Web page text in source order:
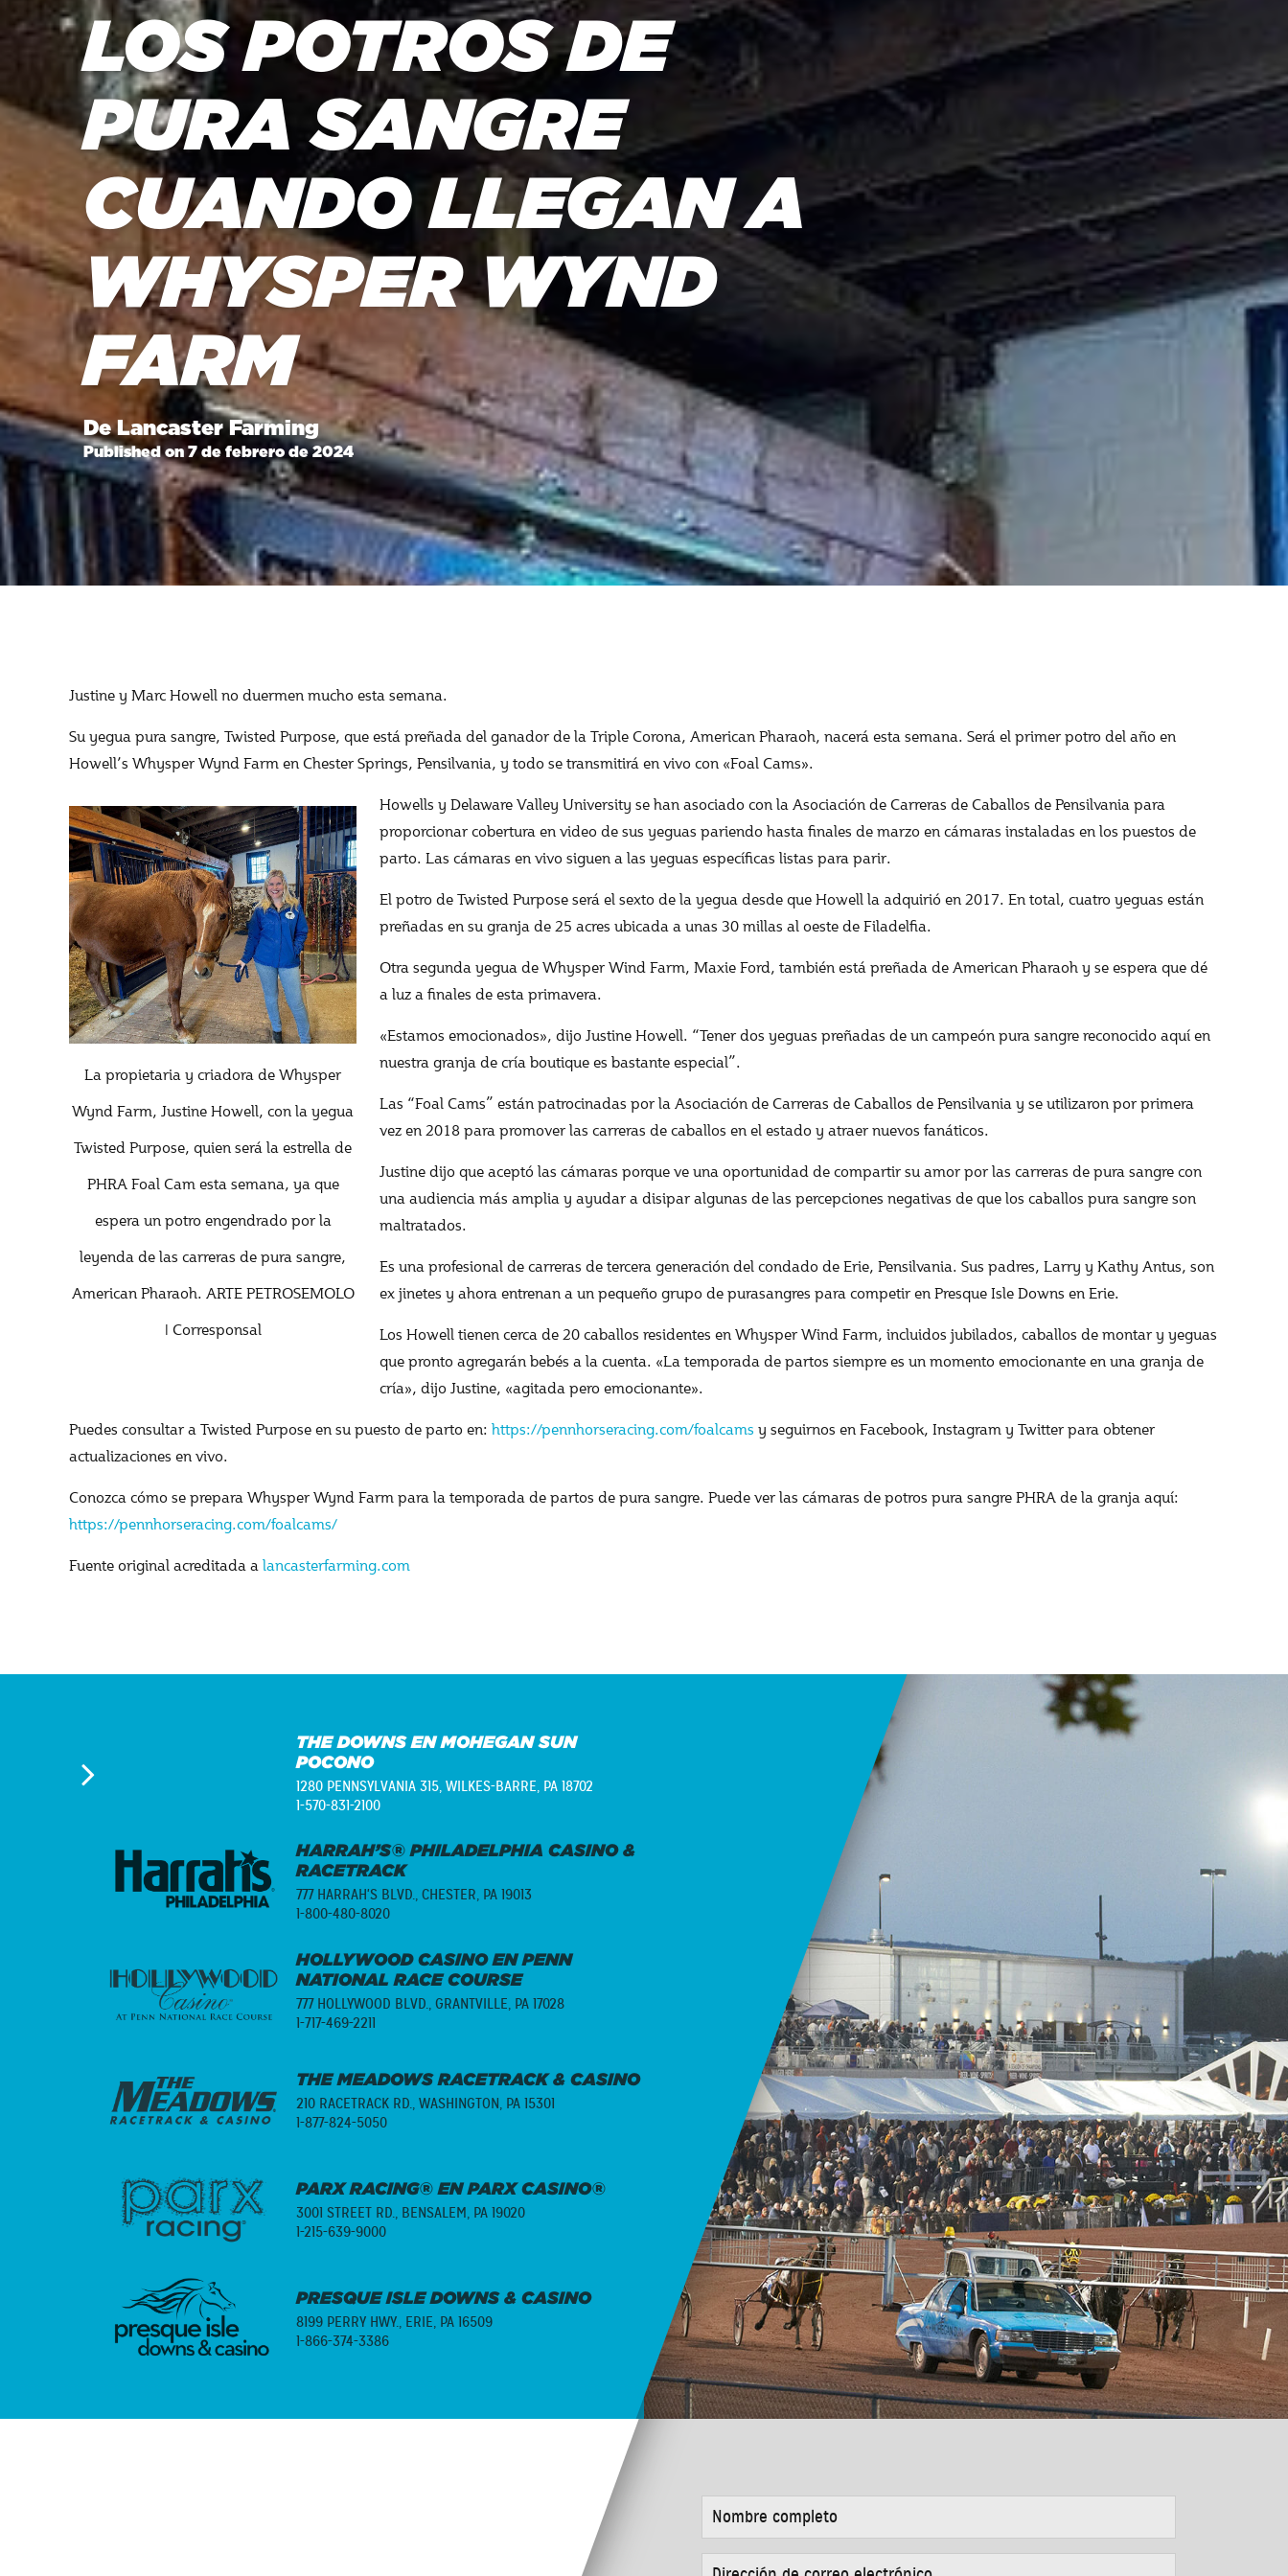
LOS POTROS DE
PURA SANGRE
CUANDO LLEGAN A
WHYSPER WYND
FARM
De Lancaster Farming
Published on 7 de febrero de 2024
Justine y Marc Howell no duermen mucho esta semana.
Su yegua pura sangre, Twisted Purpose, que está preñada del ganador de la Triple Corona, American Pharaoh, nacerá esta semana. Será el primer potro del año en
Howell’s Whysper Wynd Farm en Chester Springs, Pensilvania, y todo se transmitirá en vivo con «Foal Cams».
La propietaria y criadora de Whysper
Wynd Farm, Justine Howell, con la yegua
Twisted Purpose, quien será la estrella de
PHRA Foal Cam esta semana, ya que
espera un potro engendrado por la
leyenda de las carreras de pura sangre,
American Pharaoh. ARTE PETROSEMOLO
| Corresponsal
Howells y Delaware Valley University se han asociado con la Asociación de Carreras de Caballos de Pensilvania para
proporcionar cobertura en video de sus yeguas pariendo hasta finales de marzo en cámaras instaladas en los puestos de
parto. Las cámaras en vivo siguen a las yeguas específicas listas para parir.
El potro de Twisted Purpose será el sexto de la yegua desde que Howell la adquirió en 2017. En total, cuatro yeguas están
preñadas en su granja de 25 acres ubicada a unas 30 millas al oeste de Filadelfia.
Otra segunda yegua de Whysper Wind Farm, Maxie Ford, también está preñada de American Pharaoh y se espera que dé
a luz a finales de esta primavera.
«Estamos emocionados», dijo Justine Howell. “Tener dos yeguas preñadas de un campeón pura sangre reconocido aquí en
nuestra granja de cría boutique es bastante especial”.
Las “Foal Cams” están patrocinadas por la Asociación de Carreras de Caballos de Pensilvania y se utilizaron por primera
vez en 2018 para promover las carreras de caballos en el estado y atraer nuevos fanáticos.
Justine dijo que aceptó las cámaras porque ve una oportunidad de compartir su amor por las carreras de pura sangre con
una audiencia más amplia y ayudar a disipar algunas de las percepciones negativas de que los caballos pura sangre son
maltratados.
Es una profesional de carreras de tercera generación del condado de Erie, Pensilvania. Sus padres, Larry y Kathy Antus, son
ex jinetes y ahora entrenan a un pequeño grupo de purasangres para competir en Presque Isle Downs en Erie.
Los Howell tienen cerca de 20 caballos residentes en Whysper Wind Farm, incluidos jubilados, caballos de montar y yeguas
que pronto agregarán bebés a la cuenta. «La temporada de partos siempre es un momento emocionante en una granja de
cría», dijo Justine, «agitada pero emocionante».
Puedes consultar a Twisted Purpose en su puesto de parto en: https://pennhorseracing.com/foalcams y seguirnos en Facebook, Instagram y Twitter para obtener
actualizaciones en vivo.
Conozca cómo se prepara Whysper Wynd Farm para la temporada de partos de pura sangre. Puede ver las cámaras de potros pura sangre PHRA de la granja aquí:
https://pennhorseracing.com/foalcams/
Fuente original acreditada a lancasterfarming.com
THE DOWNS EN MOHEGAN SUN
POCONO
1280 PENNSYLVANIA 315, WILKES-BARRE, PA 18702
1-570-831-2100
HARRAH’S® PHILADELPHIA CASINO &
RACETRACK
777 HARRAH'S BLVD., CHESTER, PA 19013
1-800-480-8020
HOLLYWOOD CASINO EN PENN
NATIONAL RACE COURSE
777 HOLLYWOOD BLVD., GRANTVILLE, PA 17028
1-717-469-2211
THE MEADOWS RACETRACK & CASINO
210 RACETRACK RD., WASHINGTON, PA 15301
1-877-824-5050
PARX RACING® EN PARX CASINO®
3001 STREET RD., BENSALEM, PA 19020
1-215-639-9000
PRESQUE ISLE DOWNS & CASINO
8199 PERRY HWY., ERIE, PA 16509
1-866-374-3386
COMPLETO *
DIRECCIÓN